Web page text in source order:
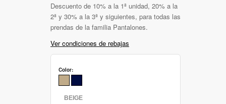
Descuento de 10% a la 1ª unidad, 20% a la
2ª y 30% a la 3ª y siguientes, para todas las
prendas de la familia Pantalones.
Ver condiciones de rebajas
Color: